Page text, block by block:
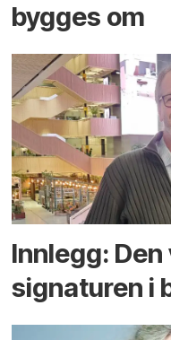
bygges om
Innlegg:
signaturen i